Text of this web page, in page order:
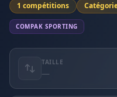
1 compétitions
COMPAK SPORTING
TAILLE
—